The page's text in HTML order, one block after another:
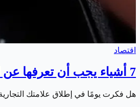
اقتصاد
7 أشياء يجب أن تعرفها عن العلامة التجارية قبل إنشاء متجرك
هل فكرت يومًا في إطلاق علامتك